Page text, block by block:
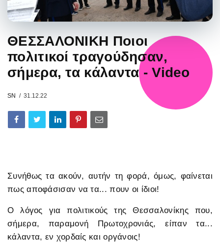
ΘΕΣΣΑΛΟΝΙΚΗ Ποιοι
πολιτικοί τραγούδησαν,
σήμερα, τα κάλαντα - Video
SN 31.12.22
Συνήθως τα ακούν, αυτήν τη φορά, όμως, φαίνεται
πως αποφάσισαν να τα... πουν οι ίδιοι!
Ο λόγος για πολιτικούς της Θεσσαλονίκης που,
σήμερα, παραμονή Πρωτοχρονιάς, είπαν τα...
κάλαντα, εν χορδαίς και οργάνοις!